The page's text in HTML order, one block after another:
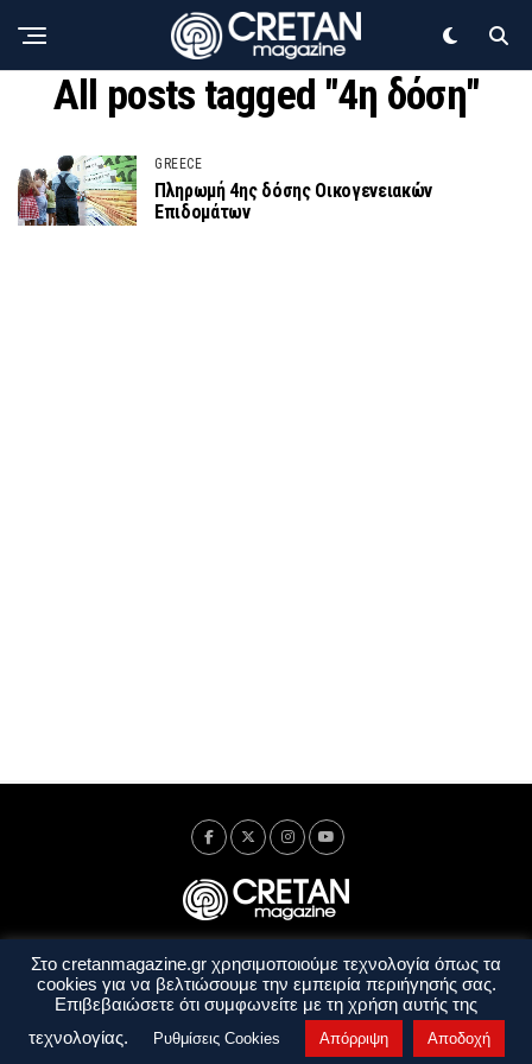
All posts tagged "4η δόση"
GREECE
Πληρωμή 4ης δόσης Οικογενειακών
Επιδομάτων
Ταυτότητα Πολιτική Απορρήτου
Όροι Χρήσης
Όροι και Προϋποθέσεις
Στο cretanmagazine.gr χρησιμοποιούμε τεχνολογία όπως τα
cookies για να βελτιώσουμε την εμπειρία περιήγησής σας.
Επιβεβαιώσετε ότι συμφωνείτε με τη χρήση αυτής της
τεχνολογίας.
Ρυθμίσεις Cookies Απόρριψη Αποδοχή